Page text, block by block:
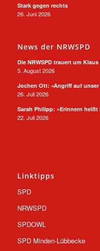
Stark gegen rechts
26. Juni 2026
News der NRWSPD
Die NRWSPD trauert um Klaus
5. August 2026
Jochen Ott: »Angriff auf
26. Juli 2026
Sarah Philipp: »Erinnern heißt
22. Juli 2026
Linktipps
SPD
NRWSPD
SPDOWL
SPD Minden-Lübbecke